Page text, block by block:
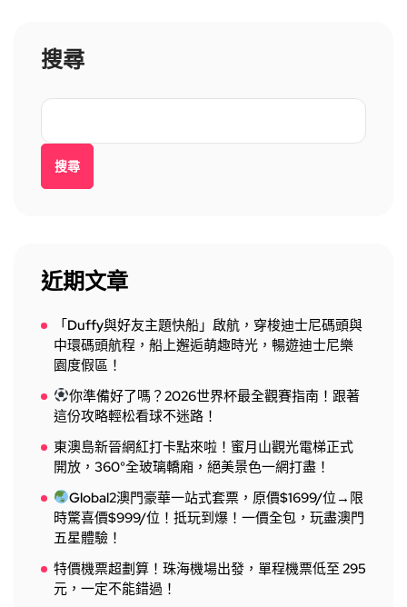
搜尋
搜尋
近期文章
「Duffy與好友主題快船」啟航，穿梭迪士尼碼頭與
中環碼頭航程，船上邂逅萌趣時光，暢遊迪士尼樂
園度假區！
你準備好了嗎？2026世界杯最全觀賽指南！跟著
這份攻略輕松看球不迷路！
東澳島新晉網紅打卡點來啦！蜜月山觀光電梯正式
開放，360°全玻璃轎廂，絕美景色一網打盡！
Global2澳門豪華一站式套票，原價$1699/位→限
時驚喜價$999/位！抵玩到爆！一價全包，玩盡澳門
五星體驗！
特價機票超劃算！珠海機場出發，單程機票低至 295
元，一定不能錯過！